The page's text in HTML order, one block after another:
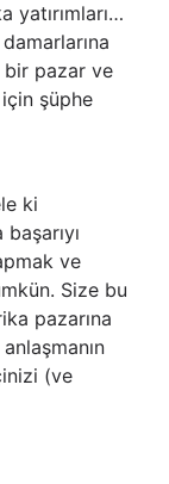
yatırımları…
bir pazar ve
şüphe
ki
ve
Size bu
pazarına
(ve